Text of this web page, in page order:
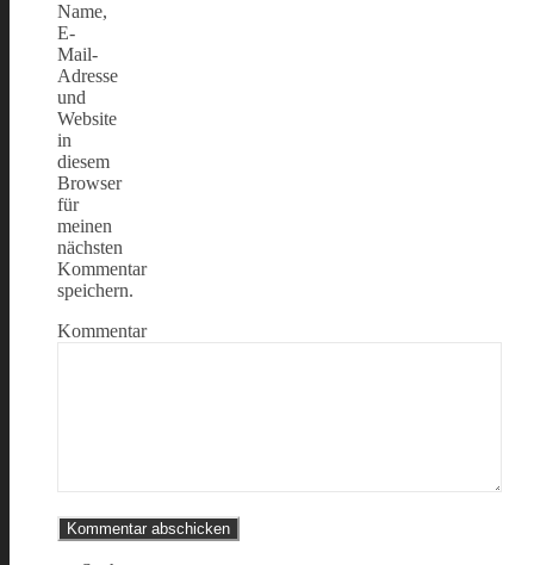
Name,
E-
Mail-
Adresse
und
Website
in
diesem
Browser
für
meinen
nächsten
Kommentar
speichern.
Kommentar